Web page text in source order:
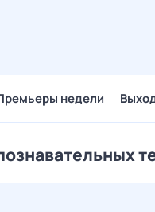
недели